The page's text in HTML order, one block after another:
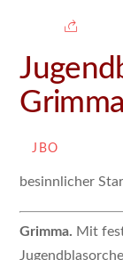
Grimma
JBO
besinnlicher
Grimma. Mit